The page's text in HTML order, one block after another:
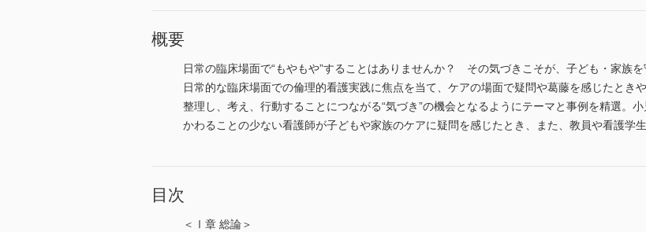
概要
日常の臨床場面で“もやもや”することはありませんか？ その気づきこそが、子ども・家族を
日常的な臨床場面での倫理的看護実践に焦点を当て、ケアの場面で疑問や葛藤を感じたとき
整理し、考え、行動することにつながる“気づき”の機会となるようにテーマと事例を精選。
かわることの少ない看護師が子どもや家族のケアに疑問を感じたとき、また、教員や看護学
目次
＜Ⅰ章 総論＞